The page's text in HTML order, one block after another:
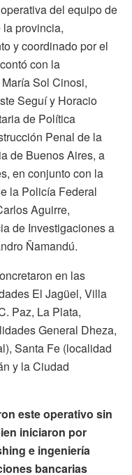
del equipo de
provincia,
y coordinado por el
con la
Sol Cinosi,
Seguí y Horacio
de Política
Penal de la
de Buenos Aires, a
en conjunto con la
la Policía Federal
Aguirre,
de Investigaciones a
Ñamandú.
en las
El Jagüel, Villa
Paz, La Plata,
General Dheza,
Santa Fe (localidad
y la Ciudad
este operativo sin
iniciaron por
e ingeniería
bancarias